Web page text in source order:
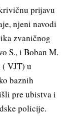
prijavu
njeni navodi
zvaničnog
S., i Boban M.
VJT) u
baznih
pre ubistva i
policije.